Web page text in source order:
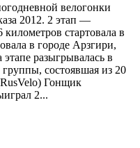
велогонки
2012. 2 этап —
стартовала в
в городе Арзгири,
разыгрывалась в
состоявшая из 20
Гонщик
2...